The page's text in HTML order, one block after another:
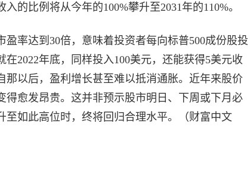
比例将从今年的100%攀升至2031年的110%。
率达到30倍，意味着投资者每向标普500成份股投
在2022年底，同样投入100美元，还能获得5美元收
以后，盈利增长甚至难以抵消通胀。近年来股价
得愈发昂贵。这并非预示股市明日、下周或下月必
至如此高位时，终将回归合理水平。（财富中文